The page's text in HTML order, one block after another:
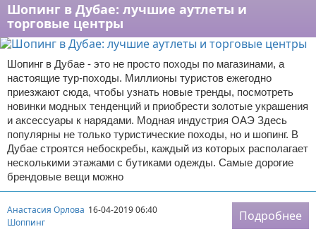
Шопинг в Дубае: лучшие аутлеты и
торговые центры
Шопинг в Дубае - это не просто походы по магазинами, а
настоящие тур-походы. Миллионы туристов ежегодно
приезжают сюда, чтобы узнать новые тренды, посмотреть
новинки модных тенденций и приобрести золотые украшения
и аксессуары к нарядами. Модная индустрия ОАЭ Здесь
популярны не только туристические походы, но и шопинг. В
Дубае строятся небоскребы, каждый из которых располагает
несколькими этажами с бутиками одежды. Самые дорогие
брендовые вещи можно
Анастасия Орлова 16-04-2019 06:40
Шоппинг
Подробнее